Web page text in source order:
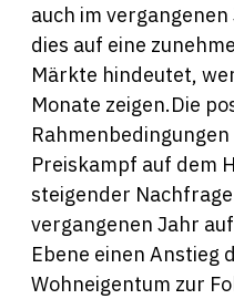
auch im
dies auf eine
Märkte hindeutet,
Monate zeigen.Die
Preiskampf auf dem
steigender
vergangenen Jahr
Ebene einen Anstieg
Wohneigentum zur